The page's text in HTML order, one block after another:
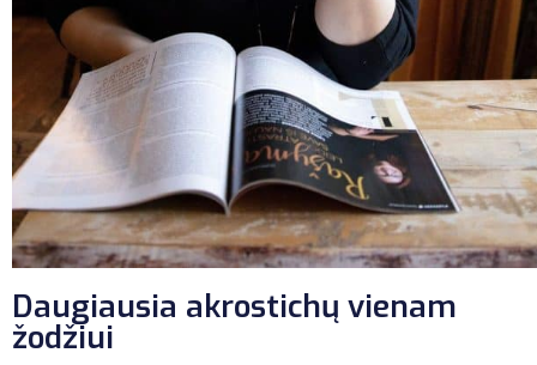
Daugiausia akrostichų vienam
žodžiui